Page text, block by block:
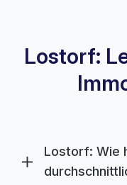
Lostorf:
Lostorf: Wie